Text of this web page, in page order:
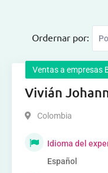
Ordernar por:
Ventas a empresas
Vivián
Fernández
Colombia
Idioma del
Español